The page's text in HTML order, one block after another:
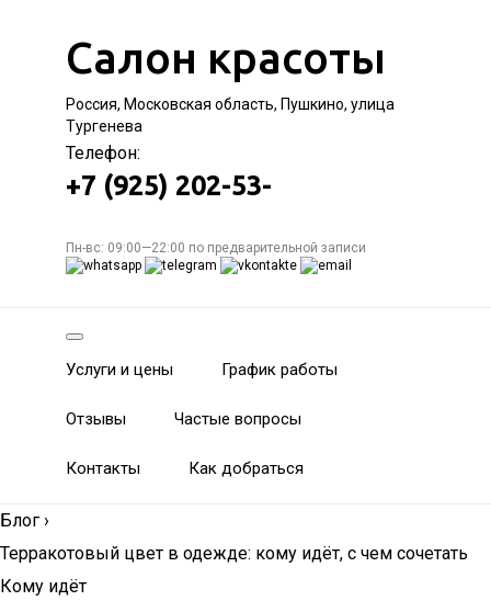
Салон красоты
Россия, Московская область, Пушкино, улица
Тургенева
Телефон:
+7 (925) 202-53-
Пн-вс: 09:00—22:00 по предварительной записи
Услуги и цены График работы
Отзывы Частые вопросы
Контакты Как добраться
Блог ›
Терракотовый цвет в одежде: кому идёт, с чем сочетать
Кому идёт